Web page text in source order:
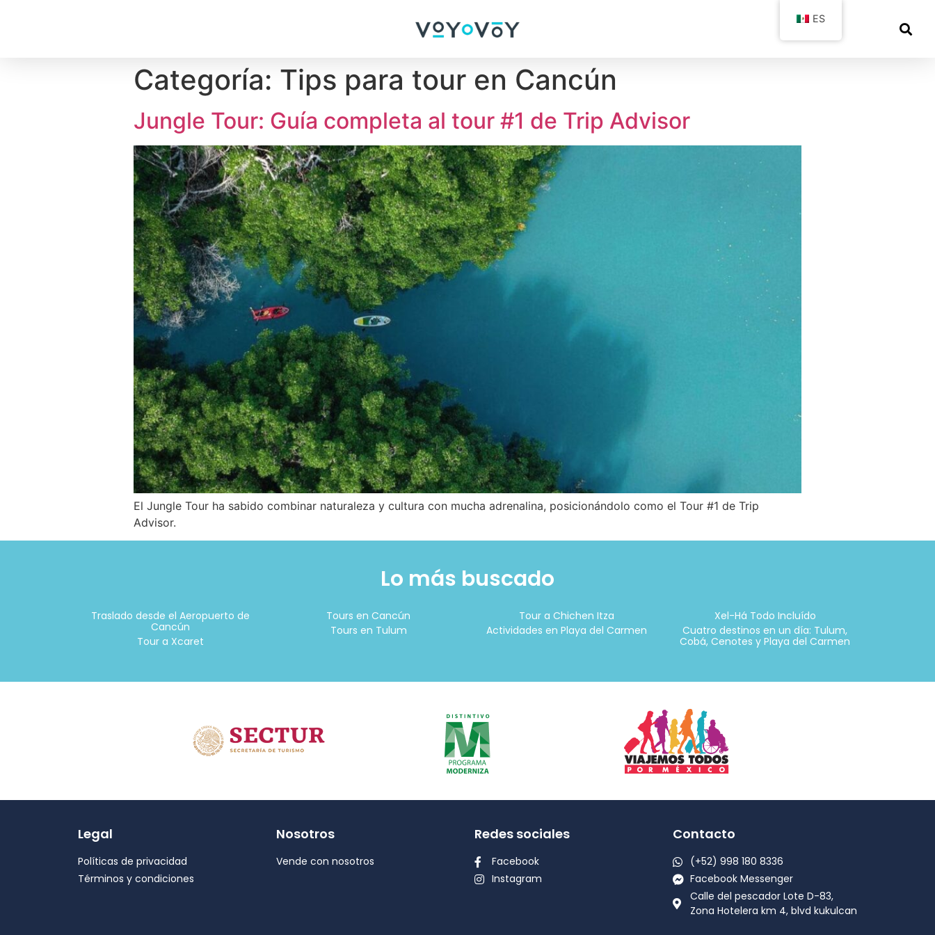
Categoría: Tips para tour en Cancún
Jungle Tour: Guía completa al tour #1 de Trip Advisor
El Jungle Tour ha sabido combinar naturaleza y cultura con mucha adrenalina, posicionándolo como el Tour #1 de Trip
Advisor.
Lo más buscado
Traslado desde el Aeropuerto de
Cancún
Tour a Xcaret
Tours en Cancún
Tours en Tulum
Tour a Chichen Itza
Actividades en Playa del Carmen
Xel-Há Todo Incluído
Cuatro destinos en un día: Tulum,
Cobá, Cenotes y Playa del Carmen
Legal
Políticas de privacidad
Términos y condiciones
Nosotros
Vende con nosotros
Redes sociales
Facebook
Instagram
Contacto
(+52) 998 180 8336
Facebook Messenger
Calle del pescador Lote D-83,
Zona Hotelera km 4, blvd kukulcan
ES